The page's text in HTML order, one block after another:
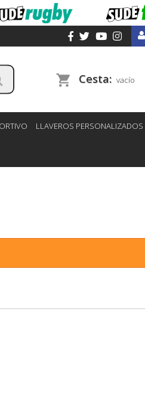
Cesta: vacío
LLAVEROS PERSONALIZADOS